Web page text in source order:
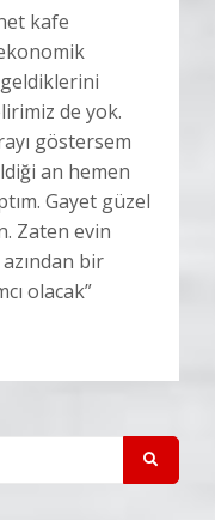
kafe
de yok.
göstersem
an hemen
Gayet güzel
Zaten evin
bir
olacak”